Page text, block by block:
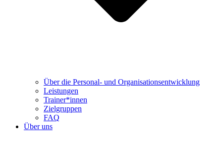
Über die Personal- und Organisationsentwicklung
Leistungen
Trainer*innen
Zielgruppen
FAQ
Über uns